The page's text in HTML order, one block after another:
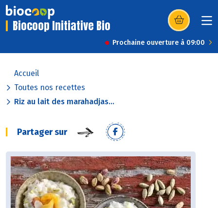
Biocoop Initiative Bio (s’ouvre dans
Prochaine ouverture à 09:00
Accueil
Toutes nos recettes
Riz au lait des marahadjas...
Partager sur